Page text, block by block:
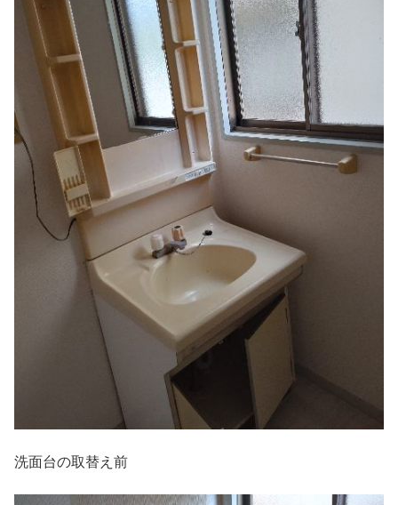
洗面台の取替え前